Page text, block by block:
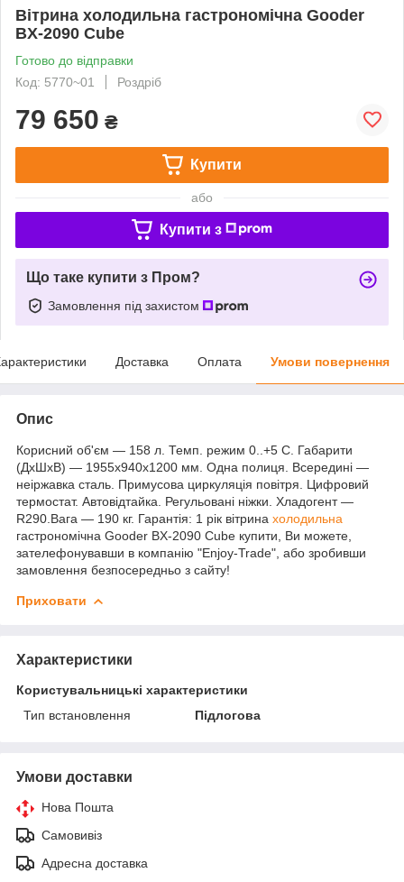
Вітрина холодильна гастрономічна Gooder
BX-2090 Cube
Готово до відправки
Код: 5770~01
Роздріб
79 650 ₴
Купити
або
Купити з
Що таке купити з Пром?
Замовлення під захистом
Доставка Оплата Умови повернення
Опис
Корисний об'єм — 158 л. Темп. режим 0..+5 С. Габарити
(ДхШхВ) — 1955х940х1200 мм. Одна полиця. Всередині —
неіржавка сталь. Примусова циркуляція повітря. Цифровий
термостат. Автовідтайка. Регульовані ніжки. Хладогент —
R290.Вага — 190 кг. Гарантія: 1 рік вітрина холодильна
гастрономічна Gooder BX-2090 Cube купити, Ви можете,
зателефонувавши в компанію "Enjoy-Trade", або зробивши
замовлення безпосередньо з сайту!
Приховати
Характеристики
Користувальницькі характеристики
Тип встановлення
Підлогова
Умови доставки
Нова Пошта
Самовивіз
Адресна доставка